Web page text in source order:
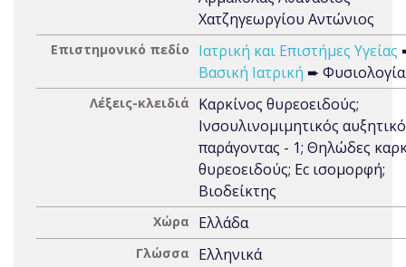
Χατζηγεωργίου Αντώνιος
Επιστημονικό πεδίο Ιατρική και Επιστήμες Υγείας
Βασική Ιατρική ➨ Φυσιολογία
Λέξεις-κλειδιά
Καρκίνος θυρεοειδούς;
Ινσουλινομιμητικός
παράγοντας - 1; Θηλώδες
θυρεοειδούς; Ec ισομορφή;
Βιοδείκτης
Χώρα Ελλάδα
Γλώσσα Ελληνικά